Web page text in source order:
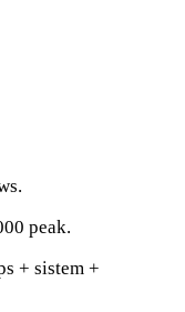
peak.
+ sistem +